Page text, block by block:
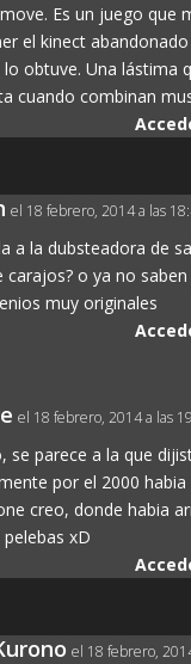
Es un juego que
el kinect
obtuve. Una lástima
cuando combinan
el 18 febrero, 2014 a las
a la dubsteadora de
carajos? o ya no
muy originales
el 18 febrero, 2014 a las
se parece a la que
por el 2000
creo, donde habia
xD
el 18 febrero,